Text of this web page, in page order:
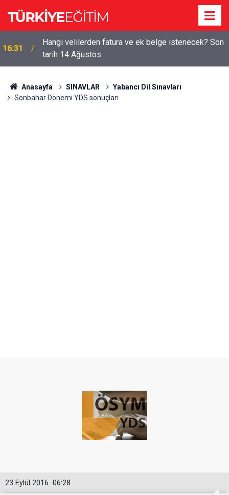
16:31
Hangi velilerden fatura ve ek belge istenecek? Son
tarih 14 Ağustos
Anasayfa SINAVLAR
Yabancı Dil Sınavları
Sonbahar Dönemi YDS sonuçları
06:28
23 Eylül 2016